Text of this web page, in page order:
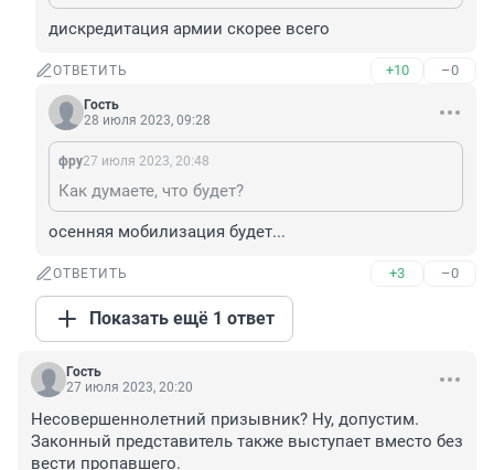
дискредитация армии скорее всего
ОТВЕТИТЬ +10 –0
Гость
28 июля 2023, 09:28
фру27 июля 2023, 20:48
Как думаете, что будет?
осенняя мобилизация будет...
ОТВЕТИТЬ +3 –0
Показать ещё 1 ответ
Гость
27 июля 2023, 20:20
Несовершеннолетний призывник? Ну, допустим.
Законный представитель также выступает вместо без
вести пропавшего.